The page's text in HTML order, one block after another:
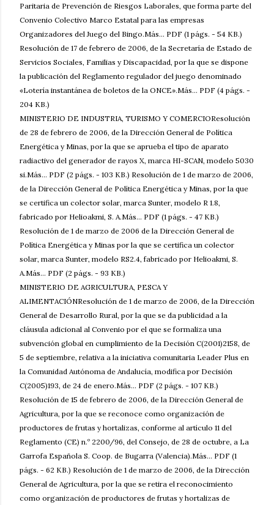
Paritaria de Prevención de Riesgos Laborales, que forma parte del
Convenio Colectivo Marco Estatal para las empresas
Organizadores del Juego del Bingo.Más... PDF (1 págs. - 54 KB.)
Resolución de 17 de febrero de 2006, de la Secretaría de Estado de
Servicios Sociales, Familias y Discapacidad, por la que se dispone
la publicación del Reglamento regulador del juego denominado
«Lotería instantánea de boletos de la ONCE».Más... PDF (4 págs. -
204 KB.)
MINISTERIO DE INDUSTRIA, TURISMO Y COMERCIOResolución
de 28 de febrero de 2006, de la Dirección General de Política
Energética y Minas, por la que se aprueba el tipo de aparato
radiactivo del generador de rayos X, marca HI-SCAN, modelo 5030
si.Más... PDF (2 págs. - 103 KB.) Resolución de 1 de marzo de 2006,
de la Dirección General de Política Energética y Minas, por la que
se certifica un colector solar, marca Sunter, modelo R 1.8,
fabricado por Helioakmi, S. A.Más... PDF (1 págs. - 47 KB.)
Resolución de 1 de marzo de 2006 de la Dirección General de
Política Energética y Minas por la que se certifica un colector
solar, marca Sunter, modelo RS2.4, fabricado por Helioakmi, S.
A.Más... PDF (2 págs. - 93 KB.)
MINISTERIO DE AGRICULTURA, PESCA Y
ALIMENTACIÓNResolución de 1 de marzo de 2006, de la Dirección
General de Desarrollo Rural, por la que se da publicidad a la
cláusula adicional al Convenio por el que se formaliza una
subvención global en cumplimiento de la Decisión C(2001)2158, de
5 de septiembre, relativa a la iniciativa comunitaria Leader Plus en
la Comunidad Autónoma de Andalucía, modifica por Decisión
C(2005)193, de 24 de enero.Más... PDF (2 págs. - 107 KB.)
Resolución de 15 de febrero de 2006, de la Dirección General de
Agricultura, por la que se reconoce como organización de
productores de frutas y hortalizas, conforme al artículo 11 del
Reglamento (CE) n.º 2200/96, del Consejo, de 28 de octubre, a La
Garrofa Española S. Coop. de Bugarra (Valencia).Más... PDF (1
págs. - 62 KB.) Resolución de 1 de marzo de 2006, de la Dirección
General de Agricultura, por la que se retira el reconocimiento
como organización de productores de frutas y hortalizas de